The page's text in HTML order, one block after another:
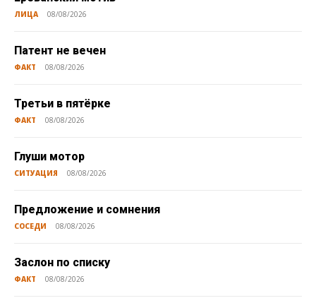
ЛИЦА 08/08/2026
Патент не вечен
ФАКТ 08/08/2026
Третьи в пятёрке
ФАКТ 08/08/2026
Глуши мотор
СИТУАЦИЯ 08/08/2026
Предложение и сомнения
СОСЕДИ 08/08/2026
Заслон по списку
ФАКТ 08/08/2026